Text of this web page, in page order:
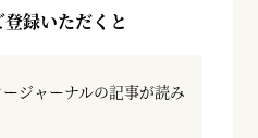
録いただくと
ジャーナルの記事が読み